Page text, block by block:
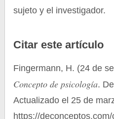
sujeto y el investigador.
Citar este artículo
Fingermann, H. (24 de
Concepto de psicología.
Actualizado el 25 de
https://